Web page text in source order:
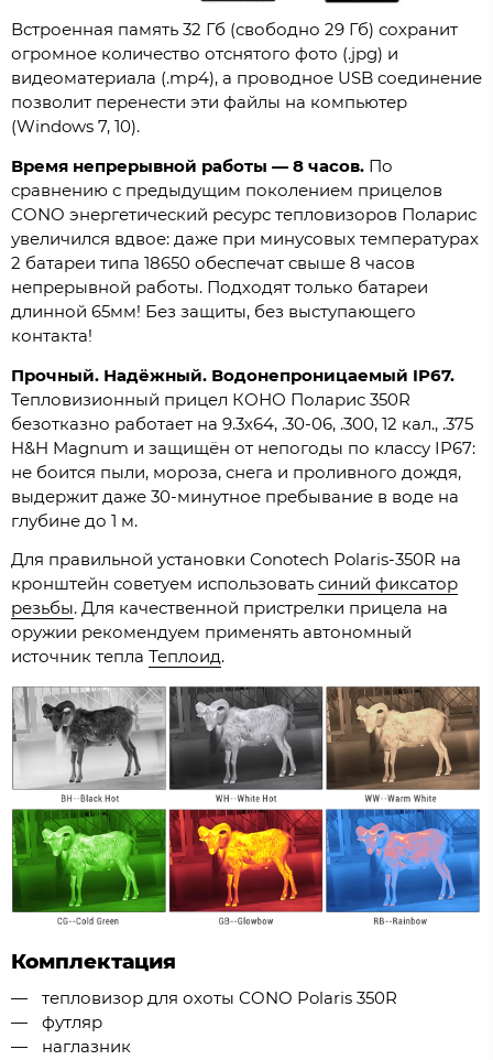
Встроенная память 32 Гб (свободно 29 Гб) сохранит
огромное количество отснятого фото (.jpg) и
видеоматериала (.mp4), а проводное USB соединение
позволит перенести эти файлы на компьютер
(Windows 7, 10).
Время непрерывной работы — 8 часов. По
сравнению с предыдущим поколением прицелов
CONO энергетический ресурс тепловизоров Поларис
увеличился вдвое: даже при минусовых температурах
2 батареи типа 18650 обеспечат свыше 8 часов
непрерывной работы. Подходят только батареи
длинной 65мм! Без защиты, без выступающего
контакта!
Прочный. Надёжный. Водонепроницаемый IP67.
Тепловизионный прицел КОНО Поларис 350R
безотказно работает на 9.3х64, .30-06, .300, 12 кал., .375
H&H Magnum и защищён от непогоды по классу IP67:
не боится пыли, мороза, снега и проливного дождя,
выдержит даже 30-минутное пребывание в воде на
глубине до 1 м.
Для правильной установки Conotech Polaris-350R на
кронштейн советуем использовать синий фиксатор
резьбы. Для качественной пристрелки прицела на
оружии рекомендуем применять автономный
источник тепла Теплоид.
Комплектация
тепловизор для охоты CONO Polaris 350R
футляр
наглазник